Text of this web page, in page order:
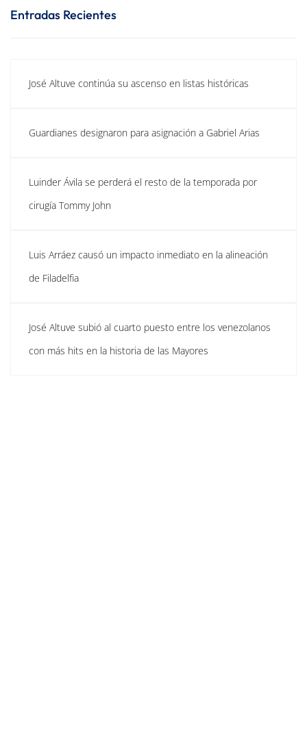
Entradas Recientes
José Altuve continúa su ascenso en listas históricas
Guardianes designaron para asignación a Gabriel Arias
Luinder Ávila se perderá el resto de la temporada por
cirugía Tommy John
Luis Arráez causó un impacto inmediato en la alineación
de Filadelfia
José Altuve subió al cuarto puesto entre los venezolanos
con más hits en la historia de las Mayores